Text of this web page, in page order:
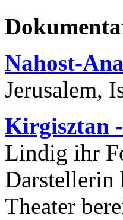
Nahost-
Jerusalem,
Kirgisztan
Lindig ihr
Darstellerin
Theater